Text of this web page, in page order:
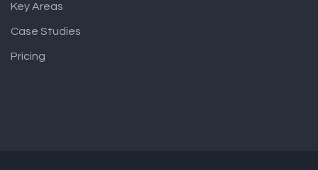
Key Areas
Case Studies
Pricing